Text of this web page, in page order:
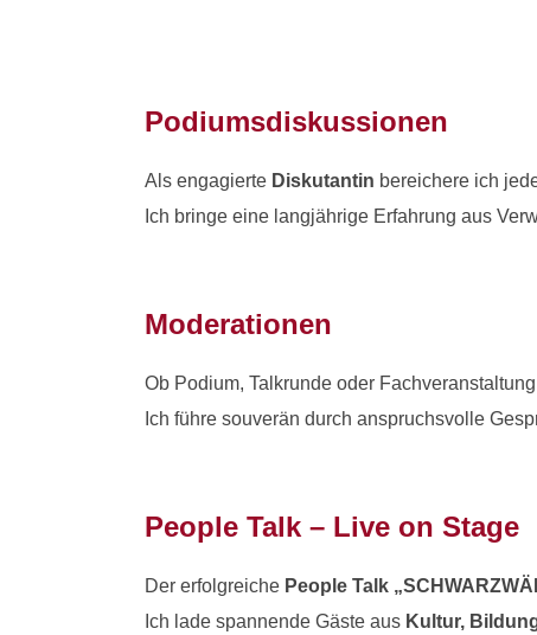
Podiumsdiskussionen
Als engagierte Diskutantin bereichere ich
Ich bringe eine langjährige Erfahrung aus
Moderationen
Ob Podium, Talkrunde oder
Ich führe souverän durch anspruchsvolle
People Talk – Live on Stage
Der erfolgreiche People Talk
Ich lade spannende Gäste aus Kultur,